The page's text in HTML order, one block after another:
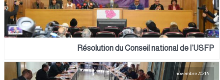
Résolution du Conseil national de l’USFP